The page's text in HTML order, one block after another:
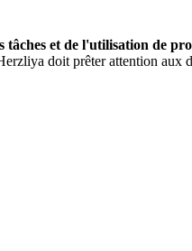
et de l'utilisation de
doit prêter attention